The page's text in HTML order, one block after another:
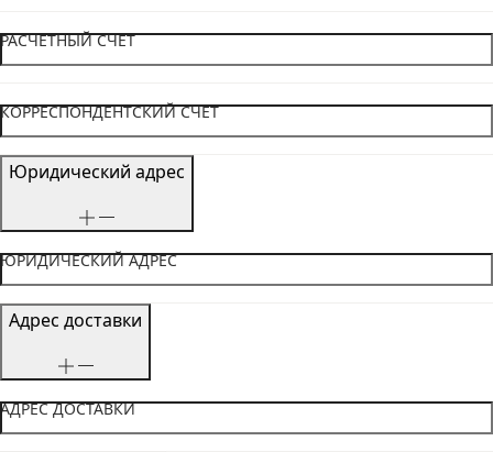
РАСЧЕТНЫЙ СЧЕТ
КОРРЕСПОНДЕНТСКИЙ СЧЕТ
Юридический адрес
ЮРИДИЧЕСКИЙ АДРЕС
Адрес доставки
АДРЕС ДОСТАВКИ